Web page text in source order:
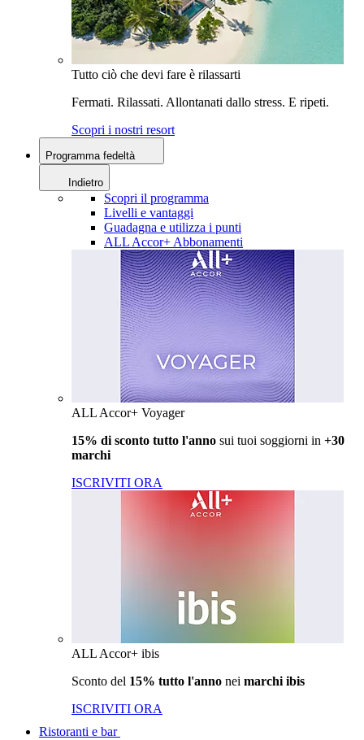
Tutto ciò che devi fare è rilassarti
Fermati. Rilassati. Allontanati dallo stress. E ripeti.
Scopri i nostri resort
Programma fedeltà
Indietro
Scopri il programma
Livelli e vantaggi
Guadagna e utilizza i punti
ALL Accor+ Abbonamenti
ALL Accor+ Voyager
15% di sconto tutto l'anno sui tuoi soggiorni in +30
marchi
ISCRIVITI ORA
ALL Accor+ ibis
Sconto del 15% tutto l'anno nei marchi ibis
ISCRIVITI ORA
Ristoranti e bar